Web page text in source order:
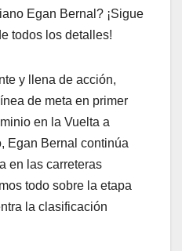
Egan Bernal? ¡Sigue
todos los detalles!
y llena de acción,
de meta en primer
en la Vuelta a
Egan Bernal continúa
en las carreteras
todo sobre la etapa
la clasificación